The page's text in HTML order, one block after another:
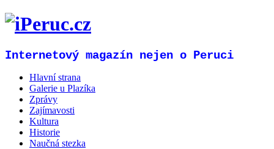
Internetový magazín nejen o Peruci
Hlavní strana
Galerie u Plazíka
Zprávy
Zajímavosti
Kultura
Historie
Naučná stezka